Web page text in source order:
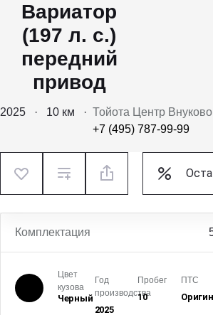
Вариатор
(197 л. с.)
передний
привод
2025 · 10 км · Тойота Центр Внуково
+7 (495) 787-99-99
Комплектация
Цвет
кузова
Черный
Год
производства
2025
Пробег
10
ПТС